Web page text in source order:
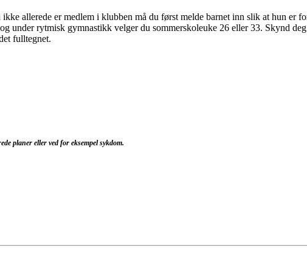
allerede er medlem i klubben må du først melde barnet inn slik at hun er
under rytmisk gymnastikk velger du sommerskoleuke 26 eller 33. Skynd
fulltegnet.
planer eller ved for eksempel sykdom.